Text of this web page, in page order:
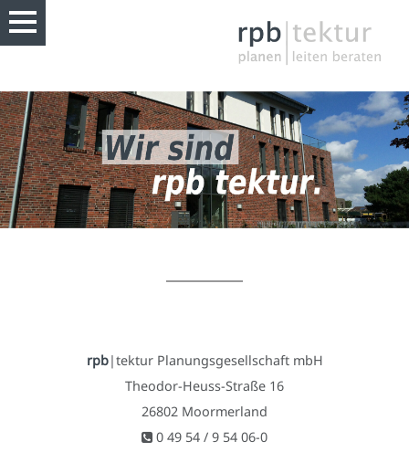
rpb|tektur Planungsgesellschaft mbH
Theodor-Heuss-Straße 16
26802 Moormerland
0 49 54 / 9 54 06-0